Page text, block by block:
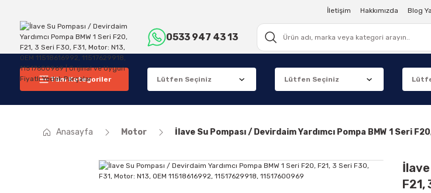
İletişim Hakkımızda Blog
0533 947 43 13
Tüm Kategoriler
Anasayfa Motor İlave Su Pompası / Devirdaim Yardımcı Pompa BMW 1 Seri
İlave
F21,